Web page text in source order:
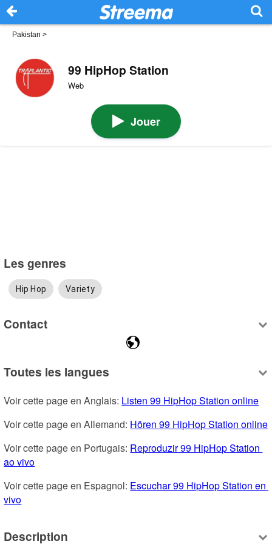
Pakistan >
99 HipHop Station
Web
Jouer
Les genres
Hip Hop Variety
Contact
Toutes les langues
Voir cette page en Anglais: Listen 99 HipHop Station online
Voir cette page en Allemand: Hören 99 HipHop Station online
Voir cette page en Portugais: Reproduzir 99 HipHop Station
ao vivo
Voir cette page en Espagnol: Escuchar 99 HipHop Station en
vivo
Description